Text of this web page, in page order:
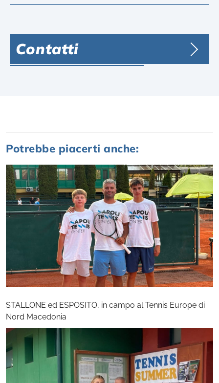
Contatti
Potrebbe piacerti anche:
STALLONE ed ESPOSITO, in campo al Tennis Europe di
Nord Macedonia